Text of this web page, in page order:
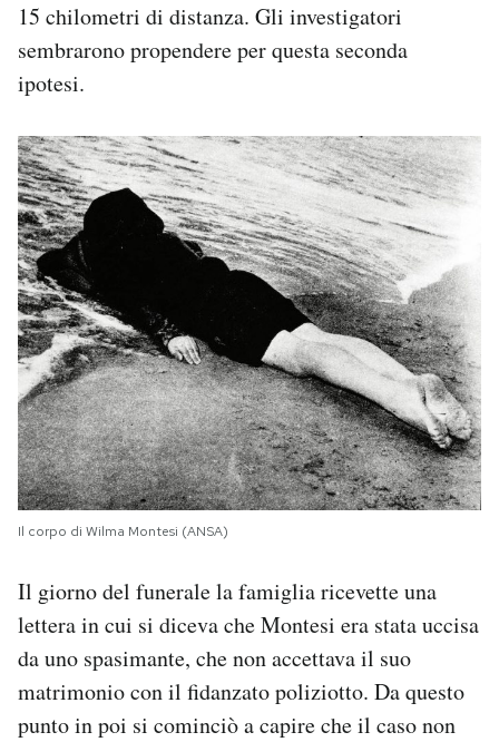
15 chilometri di distanza. Gli investigatori
sembrarono propendere per questa seconda
ipotesi.
Il corpo di Wilma Montesi (ANSA)
Il giorno del funerale la famiglia ricevette una
lettera in cui si diceva che Montesi era stata uccisa
da uno spasimante, che non accettava il suo
matrimonio con il fidanzato poliziotto. Da questo
punto in poi si cominciò a capire che il caso non